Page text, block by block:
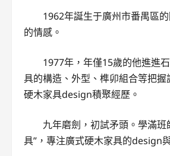
1962年誕生于廣州市番禺區
的情感。
1977年，年僅15歲的他進進
具的構造、外型、榫卯組合等把
硬木家具design積聚經歷。
九年磨劍，初試矛頭。學滿
具”，專注廣式硬木家具的design